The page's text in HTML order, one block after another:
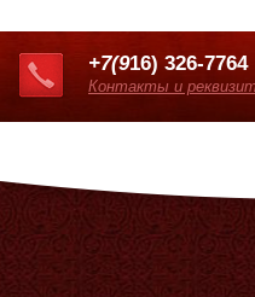
+7(916) 326-7764
Контакты и